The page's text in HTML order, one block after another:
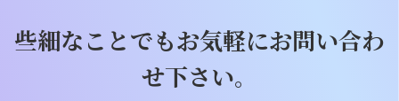
些細なことでもお気軽にお問い合わ
せ下さい。